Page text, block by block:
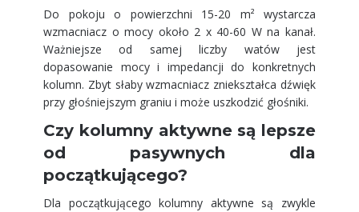
Do pokoju o powierzchni 15-20 m² wystarcza
wzmacniacz o mocy około 2 x 40-60 W na kanał.
Ważniejsze od samej liczby watów jest
dopasowanie mocy i impedancji do konkretnych
kolumn. Zbyt słaby wzmacniacz zniekształca dźwięk
przy głośniejszym graniu i może uszkodzić głośniki.
Czy kolumny aktywne są lepsze
od pasywnych dla
początkującego?
Dla początkującego kolumny aktywne są zwykle